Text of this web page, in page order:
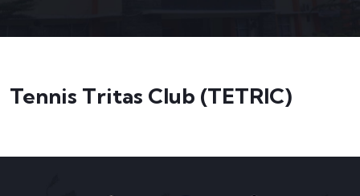
Tennis Tritas Club (TETRIC)